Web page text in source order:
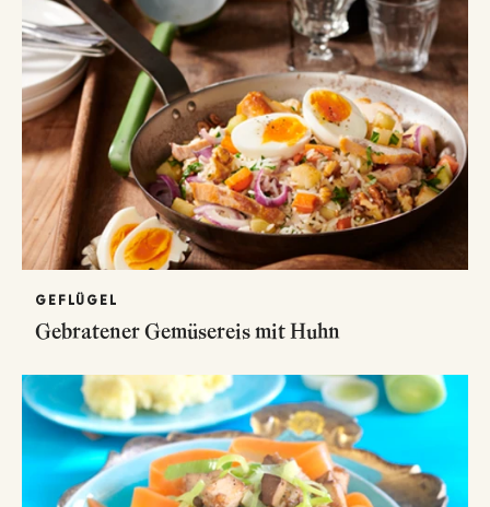
GEFLÜGEL
Gebratener Gemüsereis mit Huhn